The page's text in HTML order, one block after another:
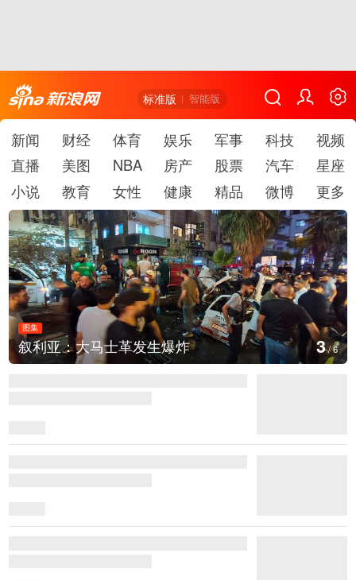
标准版 智能版
新闻 财经 体育 娱乐 军事 科技
视频
直播
美图 NBA 房产 股票 汽车
星座
小说
教育 女性 健康 精品 微博 更多
图集
云南弥勒：欢庆火把节 4/6